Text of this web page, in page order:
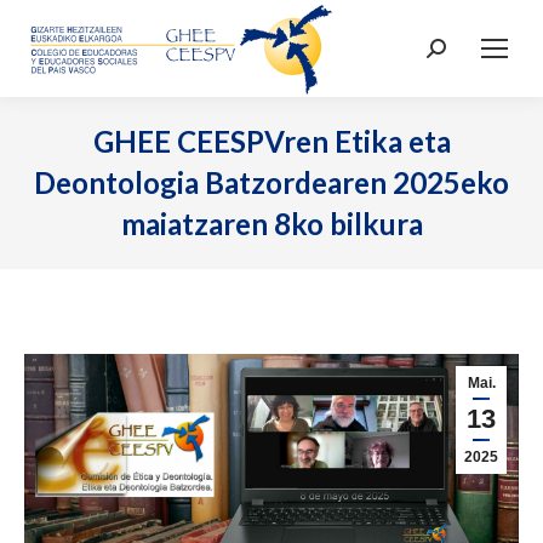
Search:
GHEE CEESPVren Etika eta
Deontologia Batzordearen 2025eko
maiatzaren 8ko bilkura
Mai.
13
2025